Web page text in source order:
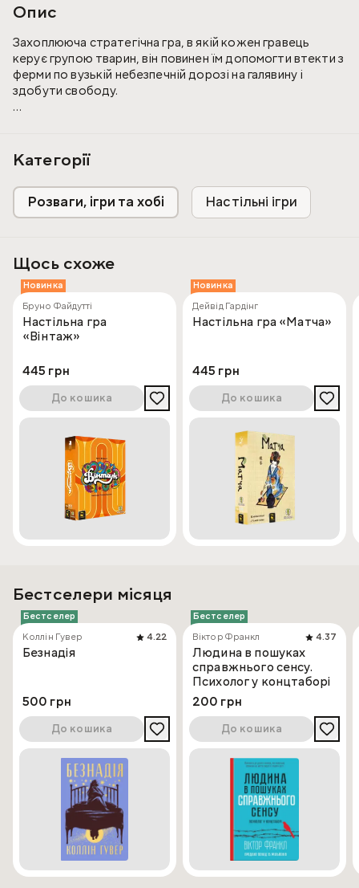
Опис
Захоплююча стратегічна гра, в якій кожен гравець
керує групою тварин, він повинен їм допомогти втекти з
ферми по вузькій небезпечній дорозі на галявину і
здобути свободу.
зображенням символів, 30 фішок-тварин, правила гри.
Категорії
Розваги, ігри та хобі Настільні ігри
Щось схоже
Новинка
Бруно Файдутті
Настільна гра
«Вінтаж»
445 грн
До кошика
Новинка
Дейвід Гардінг
Настільна гра «Матча»
445 грн
До кошика
Бестселери місяця
Бестселер
Коллін Гувер
4.22
Безнадія
500 грн
До кошика
Бестселер
Віктор Франкл
4.37
Людина в пошуках
справжнього сенсу.
Психолог у концтаборі
200 грн
До кошика